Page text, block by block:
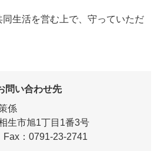
生活を営む上で、守っていただ
問い合わせ先
係
生市旭1丁目1番3号
Fax：0791-23-2741